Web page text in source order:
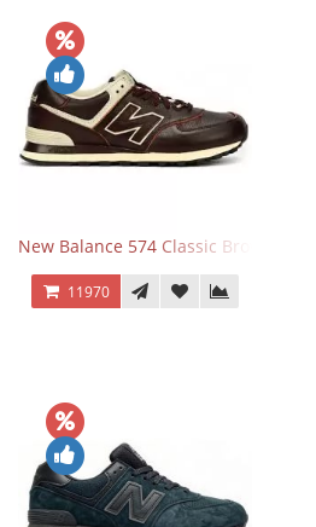
New Balance 574 Classic Brown White
11970